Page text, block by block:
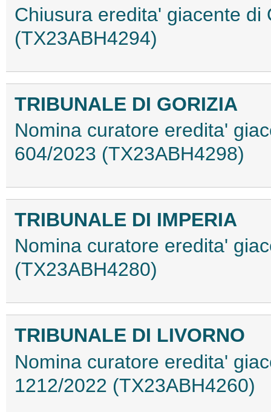
Chiusura eredita' giacente di
(TX23ABH4294)
TRIBUNALE DI GORIZIA
Nomina curatore eredita'
604/2023 (TX23ABH4298)
TRIBUNALE DI IMPERIA
Nomina curatore eredita'
(TX23ABH4280)
TRIBUNALE DI LIVORNO
Nomina curatore eredita'
1212/2022 (TX23ABH4260)